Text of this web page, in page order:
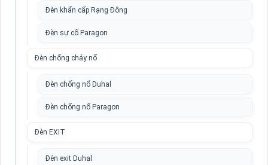
Đèn khẩn cấp Rạng Đông
Đèn sự cố Paragon
Đèn chống cháy nổ
Đèn chống nổ Duhal
Đèn chống nổ Paragon
Đèn EXIT
Đèn exit Duhal